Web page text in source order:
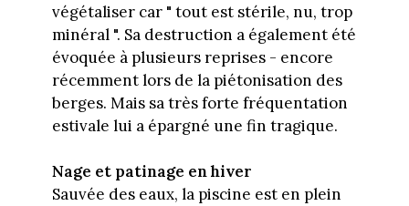
végétaliser car " tout est stérile, nu, trop
minéral ". Sa destruction a également été
évoquée à plusieurs reprises - encore
récemment lors de la piétonisation des
berges. Mais sa très forte fréquentation
estivale lui a épargné une fin tragique.
Nage et patinage en hiver
Sauvée des eaux, la piscine est en plein